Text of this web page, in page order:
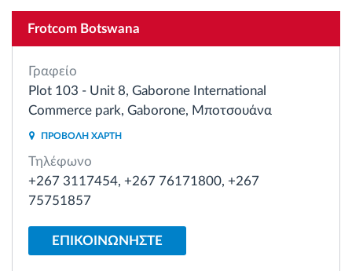
Έλεγχος πρόσβασης
Σχεδιασμός και παρακολούθηση διαδρομής
Αυτόματη αναγνώριση οδηγού
Frotcom Botswana
Γραφείο
Plot 103 - Unit 8, Gaborone International
Commerce park, Gaborone, Μποτσουάνα
ΠΡΟΒΟΛΗ ΧΑΡΤΗ
Τηλέφωνο
+267 3117454, +267 76171800, +267
75751857
ΕΠΙΚΟΙΝΩΝΗΣΤΕ